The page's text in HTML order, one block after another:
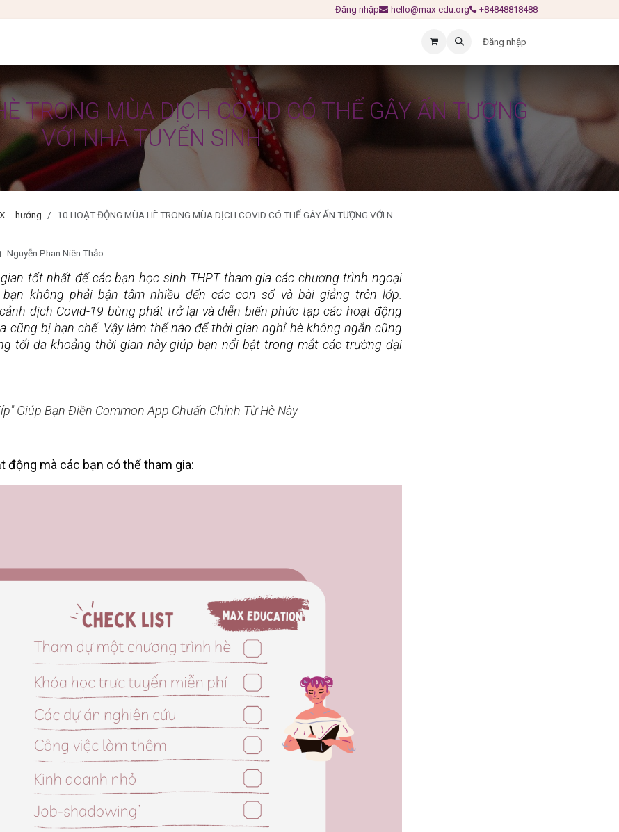
Đăng nhập hello@max-edu.org +84848818488
Đăng nhập
TRONG MÙA DỊCH COVID CÓ THỂ GÂY ẤN TƯỢNG
VỚI NHÀ TUYỂN SINH
hướng
10 HOẠT ĐỘNG MÙA HÈ TRONG MÙA DỊCH COVID CÓ THỂ GÂY ẤN TƯỢNG VỚI NHÀ TUYỂN SINH
Nguyễn Phan Niên Thảo
tốt nhất để các bạn học sinh THPT tham gia các chương trình ngoại
không phải bận tâm nhiều đến các con số và bài giảng trên lớp.
dịch Covid-19 bùng phát trở lại và diễn biến phức tạp các hoạt động
cũng bị hạn chế. Vậy làm thể nào để thời gian nghỉ hè không ngắn cũng
tối đa khoảng thời gian này giúp bạn nổi bật trong mắt các trường đại
Giúp Bạn Điền Common App Chuẩn Chỉnh Từ Hè Này
động mà các bạn có thể tham gia: